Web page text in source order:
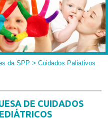
da SPP >Cuidados Paliativos
DE CUIDADOS